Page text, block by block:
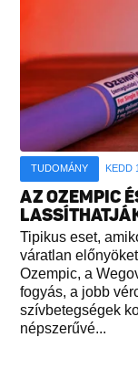
TUDOMÁNY KEDD
AZ OZEMPIC
Tipikus eset,
váratlan
Ozempic, a
fogyás, a jobb
szívbetegségek
népszerűvé...